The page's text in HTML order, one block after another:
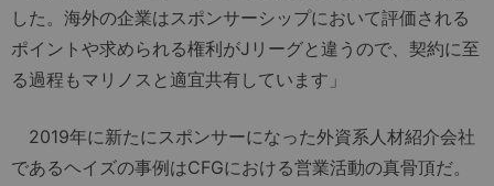
した。海外の企業はスポンサーシップにおいて評価される
ポイントや求められる権利がJリーグと違うので、契約に至
る過程もマリノスと適宜共有しています」
2019年に新たにスポンサーになった外資系人材紹介会社
であるヘイズの事例はCFGにおける営業活動の真骨頂だ。